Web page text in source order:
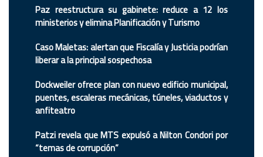
Paz reestructura su gabinete: reduce a 12 los
ministerios y elimina Planificación y Turismo
Caso Maletas: alertan que Fiscalía y Justicia podrían
liberar a la principal sospechosa
Dockweiler ofrece plan con nuevo edificio municipal,
puentes, escaleras mecánicas, túneles, viaductos y
anfiteatro
Patzi revela que MTS expulsó a Nilton Condori por
“temas de corrupción”